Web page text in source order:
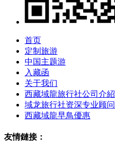
首页
定制旅游
中国主题游
入藏函
关于我们
西藏域龍旅行社公司介紹
域龙旅行社资深专业顾问
西藏域龍早鳥優惠
友情鏈接：